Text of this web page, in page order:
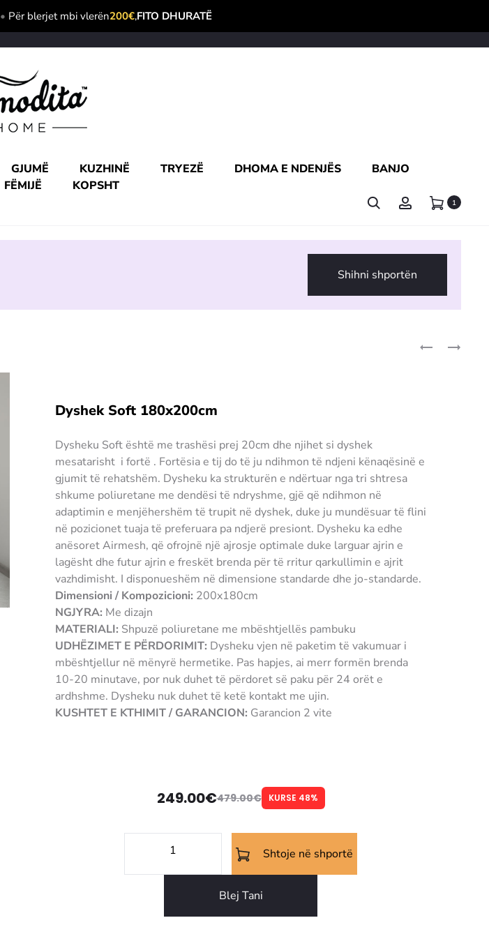
• Për blerjet mbi vlerën200€,FITO DHURATË
GJUMË KUZHINË TRYEZË DHOMA E NDENJËS
BANJO
FËMIJË KOPSHT
1
Shihni shportën
Dyshek Soft 180x200cm
Dysheku Soft është me trashësi prej 20cm dhe njihet si dyshek
mesatarisht i fortë . Fortësia e tij do të ju ndihmon të ndjeni kënaqësinë e
gjumit të rehatshëm. Dysheku ka strukturën e ndërtuar nga tri shtresa
shkume poliuretane me dendësi të ndryshme, gjë që ndihmon në
adaptimin e menjëhershëm të trupit në dyshek, duke ju mundësuar të flini
në pozicionet tuaja të preferuara pa ndjerë presiont. Dysheku ka edhe
anësoret Airmesh, që ofrojnë një ajrosje optimale duke larguar ajrin e
lagësht dhe futur ajrin e freskët brenda për të rritur qarkullimin e ajrit
vazhdimisht. I disponueshëm në dimensione standarde dhe jo-standarde.
Dimensioni / Kompozicioni: 200x180cm
NGJYRA: Me dizajn
MATERIALI: Shpuzë poliuretane me mbështjellës pambuku
UDHËZIMET E PËRDORIMIT: Dysheku vjen në paketim të vakumuar i
mbështjellur në mënyrë hermetike. Pas hapjes, ai merr formën brenda
10-20 minutave, por nuk duhet të përdoret së paku për 24 orët e
ardhshme. Dysheku nuk duhet të ketë kontakt me ujin.
KUSHTET E KTHIMIT / GARANCION: Garancion 2 vite
KURSE 48%
479.00€
249.00€
Shtoje në shportë
Blej Tani